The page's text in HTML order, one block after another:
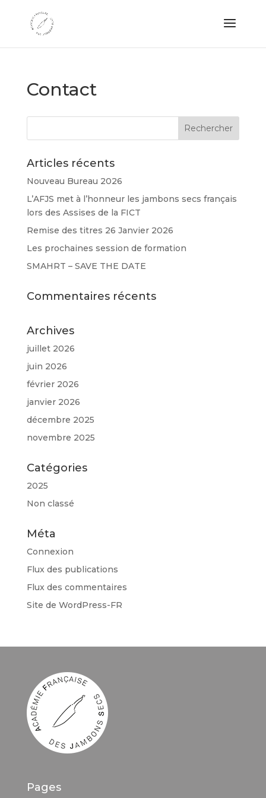
Contact
Articles récents
Nouveau Bureau 2026
L’AFJS met à l’honneur les jambons secs français
lors des Assises de la FICT
Remise des titres 26 Janvier 2026
Les prochaines session de formation
SMAHRT – SAVE THE DATE
Commentaires récents
Archives
juillet 2026
juin 2026
février 2026
janvier 2026
décembre 2025
novembre 2025
Catégories
2025
Non classé
Méta
Connexion
Flux des publications
Flux des commentaires
Site de WordPress-FR
Pages